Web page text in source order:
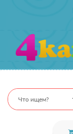
Что ищем?